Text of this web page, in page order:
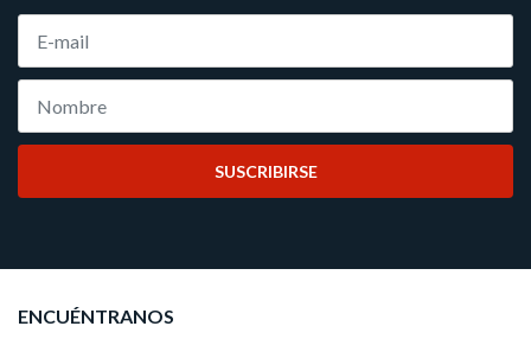
SUSCRIBIRSE
ENCUÉNTRANOS